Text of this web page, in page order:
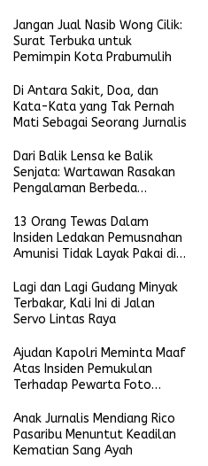
Jangan Jual Nasib Wong Cilik:
Surat Terbuka untuk
Pemimpin Kota Prabumulih
Di Antara Sakit, Doa, dan
Kata-Kata yang Tak Pernah
Mati Sebagai Seorang Jurnalis
Dari Balik Lensa ke Balik
Senjata: Wartawan Rasakan
Pengalaman Berbeda
Endah
13 Orang Tewas Dalam
Insiden Ledakan Pemusnahan
Amunisi Tidak Layak Pakai di
Lagi dan Lagi Gudang Minyak
Terbakar, Kali Ini di Jalan
Servo Lintas Raya
Ajudan Kapolri Meminta Maaf
Atas Insiden Pemukulan
Terhadap Pewarta Foto
Anak Jurnalis Mendiang Rico
Pasaribu Menuntut Keadilan
Kematian Sang Ayah